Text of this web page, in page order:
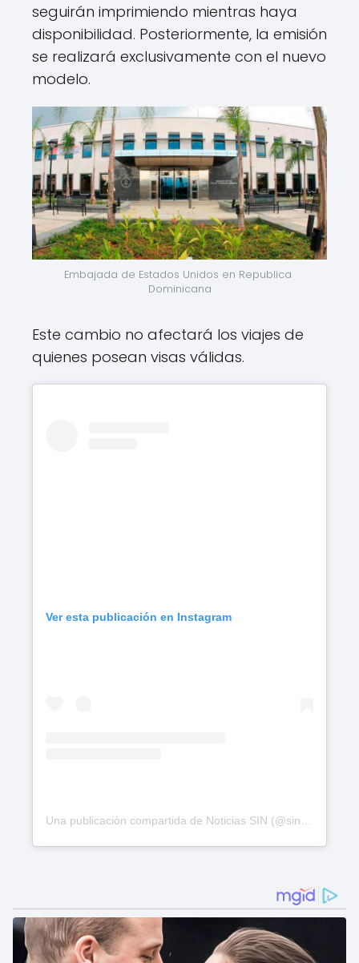
seguirán imprimiendo mientras haya
disponibilidad. Posteriormente, la emisión
se realizará exclusivamente con el nuevo
modelo.
Embajada de Estados Unidos en Republica
Dominicana
Este cambio no afectará los viajes de
quienes posean visas válidas.
Ver esta publicación en Instagram